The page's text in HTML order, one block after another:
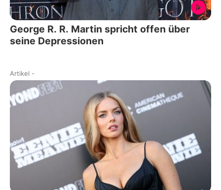
George R. R. Martin spricht offen über
seine Depressionen
Artikel -